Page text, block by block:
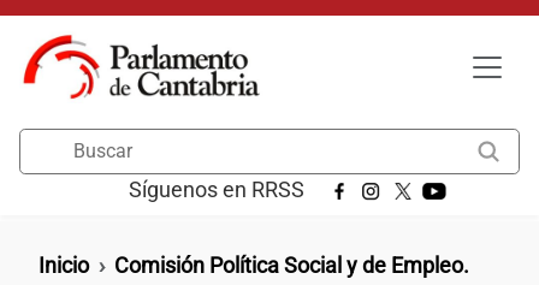
Pasar al contenido principal
Síguenos en RRSS
Ruta de navegación
Inicio Comisión Política Social y de Empleo.